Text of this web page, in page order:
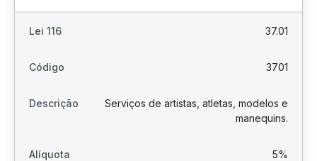
37.01
3701
Serviços de artistas, atletas, modelos e
manequins.
5%